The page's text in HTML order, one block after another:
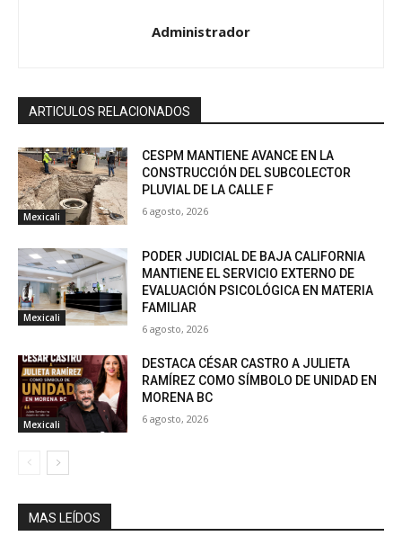
Administrador
ARTICULOS RELACIONADOS
Mexicali
CESPM MANTIENE AVANCE EN LA
CONSTRUCCIÓN DEL SUBCOLECTOR
PLUVIAL DE LA CALLE F
6 agosto, 2026
Mexicali
PODER JUDICIAL DE BAJA CALIFORNIA
MANTIENE EL SERVICIO EXTERNO DE
EVALUACIÓN PSICOLÓGICA EN MATERIA
FAMILIAR
6 agosto, 2026
Mexicali
DESTACA CÉSAR CASTRO A JULIETA
RAMÍREZ COMO SÍMBOLO DE UNIDAD EN
MORENA BC
6 agosto, 2026
MAS LEÍDOS